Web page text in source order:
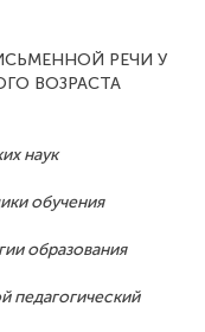
РЕЧИ У
ВОЗРАСТА
наук
обучения
образования
педагогический